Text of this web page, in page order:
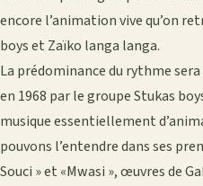
encore l’animation vive qu’on
boys et Zaïko langa langa.
La prédominance du rythme
en 1968 par le groupe Stukas
musique essentiellement
pouvons l’entendre dans ses
Souci » et «Mwasi », œuvres de